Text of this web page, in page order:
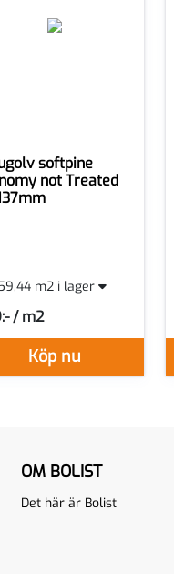
softpine
not Treated
m2 i lager
Köp nu
/ m2
per M2
OM BOLIST
Det här är Bolist